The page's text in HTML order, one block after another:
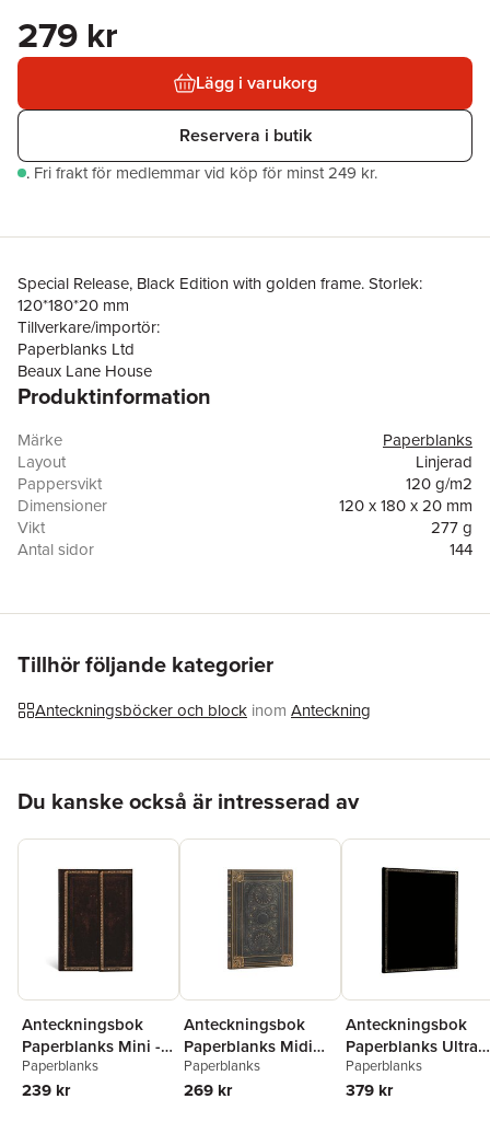
279 kr
Lägg i varukorg
Reservera i butik
. Fri frakt för medlemmar vid köp för minst 249 kr.
Special Release, Black Edition with golden frame. Storlek:
120*180*20 mm
Tillverkare/importör:
Paperblanks Ltd
Beaux Lane House
Lower Mercer Street
Irland
csruk@paperblanks.com
Produktinformation
Märke
Paperblanks
Layout
Linjerad
Pappersvikt
120 g/m2
Dimensioner
120 x 180 x 20 mm
Vikt
277 g
Antal sidor
144
Varutyp
Anteckningsbok
Tillhör följande kategorier
Anteckningsböcker och block inom Anteckning
Du kanske också är intresserad av
Anteckningsbok
Paperblanks Mini -
Black Moroccan
Paperblanks
239 kr
Anteckningsbok
Paperblanks Midi
Flexi linjerad -
Nocturnelle
Paperblanks
269 kr
Anteckningsbok
Paperblanks Ultra
linjerad - Black
Edition
Paperblanks
379 kr